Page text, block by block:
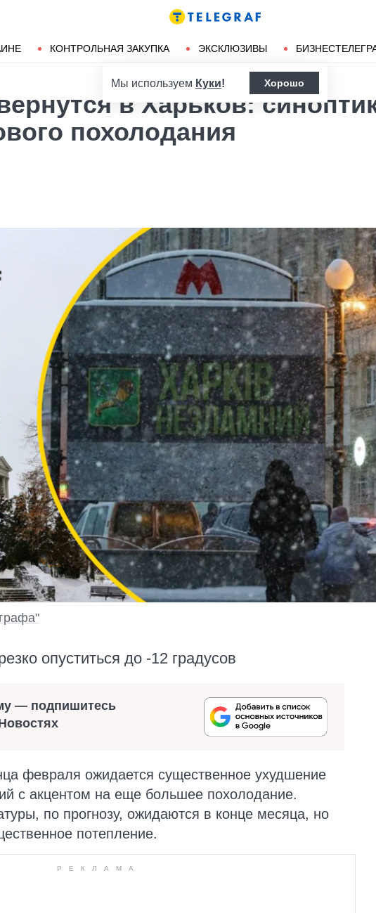
КОНТРОЛЬНАЯ ЗАКУПКА ЭКСКЛЮЗИВЫ
Мы используем Куки! Хорошо
в Харьков:
похолодания
опуститься до -12 градусов
— подпишитесь
февраля ожидается существенное ухудшение
с акцентом на еще большее похолодание.
по прогнозу, ожидаются в конце месяца, но
потепление.